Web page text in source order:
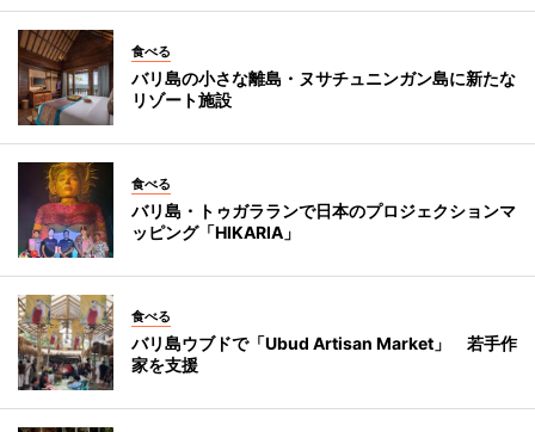
食べる
バリ島の小さな離島・ヌサチュニンガン島に新たな
リゾート施設
食べる
バリ島・トゥガラランで日本のプロジェクションマ
ッピング「HIKARIA」
食べる
バリ島ウブドで「Ubud Artisan Market」 若手作
家を支援